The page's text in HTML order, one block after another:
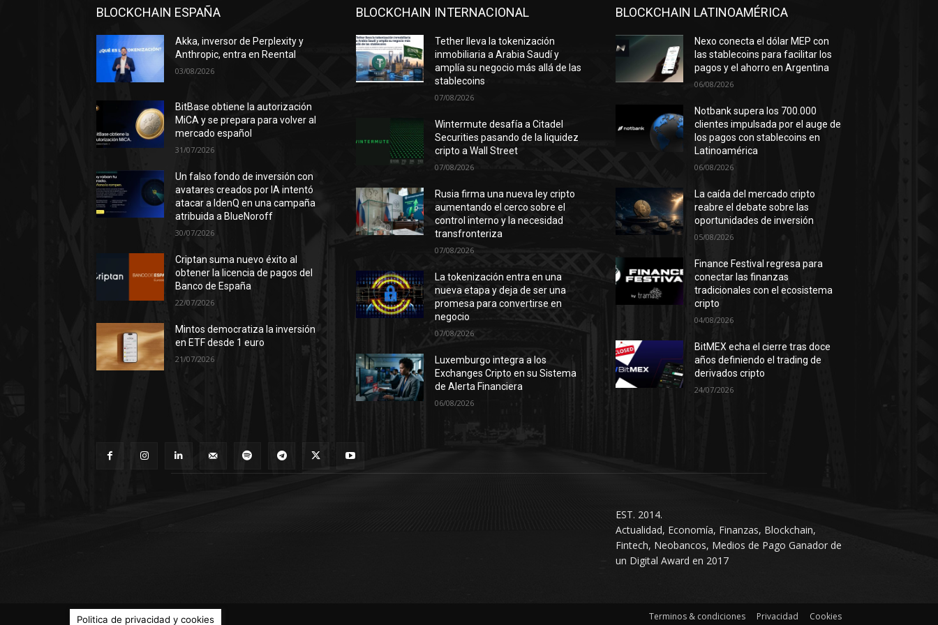
BLOCKCHAIN ESPAÑA
Akka, inversor de Perplexity y
Anthropic, entra en Reental
03/08/2026
BitBase obtiene la autorización
MiCA y se prepara para volver al
mercado español
31/07/2026
Un falso fondo de inversión con
avatares creados por IA intentó
atacar a IdenQ en una campaña
atribuida a BlueNoroff
30/07/2026
Criptan suma nuevo éxito al
obtener la licencia de pagos del
Banco de España
22/07/2026
Mintos democratiza la inversión
en ETF desde 1 euro
21/07/2026
BLOCKCHAIN INTERNACIONAL
Tether lleva la tokenización
inmobiliaria a Arabia Saudí y
amplía su negocio más allá de las
stablecoins
07/08/2026
Wintermute desafía a Citadel
Securities pasando de la liquidez
cripto a Wall Street
07/08/2026
Rusia firma una nueva ley cripto
aumentando el cerco sobre el
control interno y la necesidad
transfronteriza
07/08/2026
La tokenización entra en una
nueva etapa y deja de ser una
promesa para convertirse en
negocio
07/08/2026
Luxemburgo integra a los
Exchanges Cripto en su Sistema
de Alerta Financiera
06/08/2026
BLOCKCHAIN LATINOAMÉRICA
Nexo conecta el dólar MEP con
las stablecoins para facilitar los
pagos y el ahorro en Argentina
06/08/2026
Notbank supera los 700.000
clientes impulsada por el auge de
los pagos con stablecoins en
Latinoamérica
06/08/2026
La caída del mercado cripto
reabre el debate sobre las
oportunidades de inversión
05/08/2026
Finance Festival regresa para
conectar las finanzas
tradicionales con el ecosistema
cripto
04/08/2026
BitMEX echa el cierre tras doce
años definiendo el trading de
derivados cripto
24/07/2026
EST. 2014.
Actualidad, Economía, Finanzas, Blockchain,
Fintech, Neobancos, Medios de Pago Ganador de
un Digital Award en 2017
© Territorio Bitcoin 2014 - 2026 Terminos & condiciones Privacidad Cookies
Politica de privacidad y cookies